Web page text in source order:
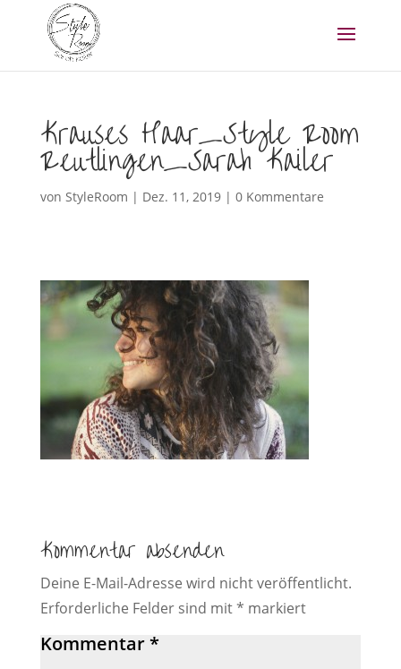
Krauses Haar_Style Room
Reutlingen_Sarah Kailer
von StyleRoom | Dez. 11, 2019| 0 Kommentare
Kommentar absenden
Deine E-Mail-Adresse wird nicht veröffentlicht.
Erforderliche Felder sind mit* markiert